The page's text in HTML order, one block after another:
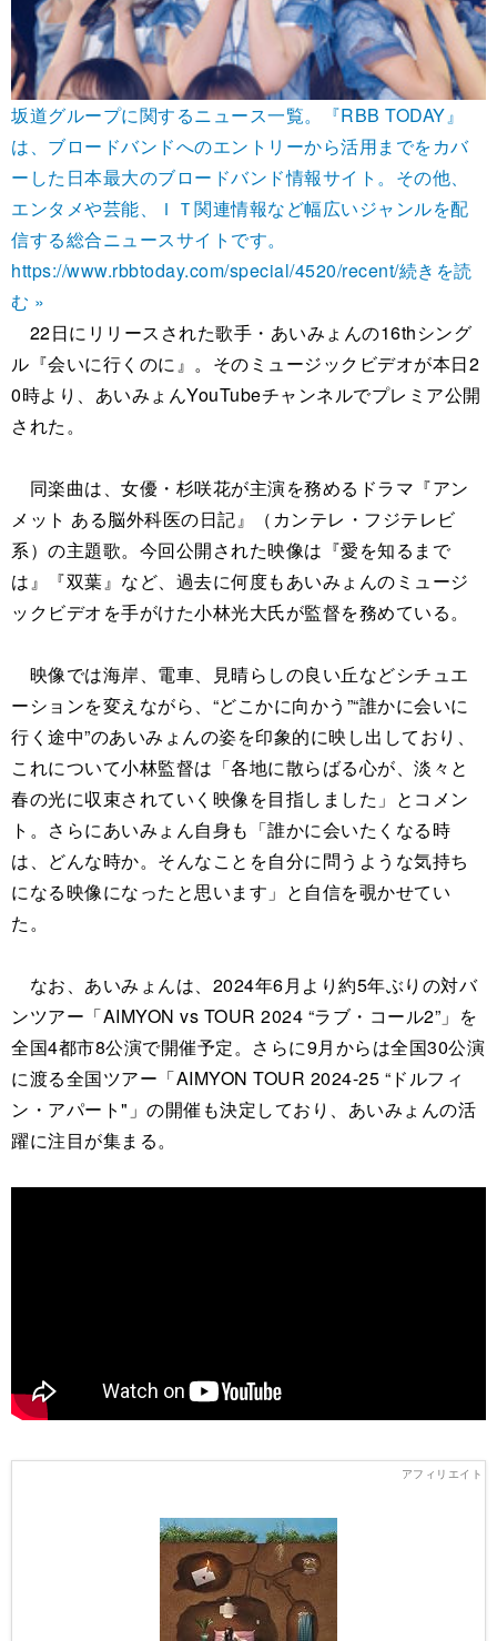
坂道グループに関するニュース一覧。『RBB TODAY』
は、ブロードバンドへのエントリーから活用までをカバ
ーした日本最大のブロードバンド情報サイト。その他、
エンタメや芸能、ＩＴ関連情報など幅広いジャンルを配
信する総合ニュースサイトです。
https://www.rbbtoday.com/special/4520/recent/続きを読
む »
22日にリリースされた歌手・あいみょんの16thシング
ル『会いに行くのに』。そのミュージックビデオが本日2
0時より、あいみょんYouTubeチャンネルでプレミア公開
された。
同楽曲は、女優・杉咲花が主演を務めるドラマ『アン
メット ある脳外科医の日記』（カンテレ・フジテレビ
系）の主題歌。今回公開された映像は『愛を知るまで
は』『双葉』など、過去に何度もあいみょんのミュージ
ックビデオを手がけた小林光大氏が監督を務めている。
映像では海岸、電車、見晴らしの良い丘などシチュエ
ーションを変えながら、“どこかに向かう”“誰かに会いに
行く途中”のあいみょんの姿を印象的に映し出しており、
これについて小林監督は「各地に散らばる心が、淡々と
春の光に収束されていく映像を目指しました」とコメン
ト。さらにあいみょん自身も「誰かに会いたくなる時
は、どんな時か。そんなことを自分に問うような気持ち
になる映像になったと思います」と自信を覗かせてい
た。
なお、あいみょんは、2024年6月より約5年ぶりの対バ
ンツアー「AIMYON vs TOUR 2024 “ラブ・コール2”」を
全国4都市8公演で開催予定。さらに9月からは全国30公演
に渡る全国ツアー「AIMYON TOUR 2024-25 “ドルフィ
ン・アパート"」の開催も決定しており、あいみょんの活
躍に注目が集まる。